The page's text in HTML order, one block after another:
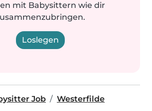
mit Babysittern wie dir
Loslegen
Job Westerfilde